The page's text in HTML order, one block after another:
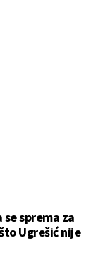
sprema za
Ugrešić nije